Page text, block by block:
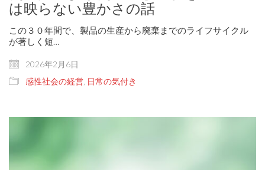
は映らない豊かさの話
この３０年間で、製品の生産から廃棄までのライフサイクル
が著しく短…
2026年2月6日
感性社会の経営 日常の気付き